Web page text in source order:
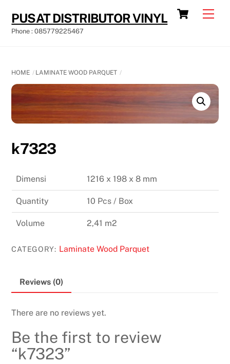
content
Cart
PUSAT DISTRIBUTOR VINYL
Phone : 085779225467
HOME LAMINATE WOOD PARQUET
k7323
Dimensi 1216 x 198 x 8 mm
Quantity 10 Pcs / Box
Volume 2,41 m2
CATEGORY: Laminate Wood Parquet
Reviews (0)
There are no reviews yet.
Be the first to review
“k7323”